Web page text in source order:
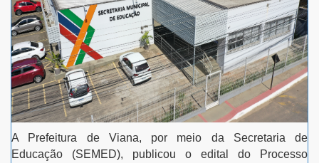
A Prefeitura de Viana, por meio da Secretaria de
Educação (SEMED), publicou o edital do Processo